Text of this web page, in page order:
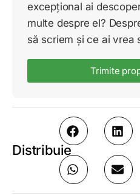
excepțional ai
multe despre el?
să scriem și ce ai vrea
Trimite
Distribuie